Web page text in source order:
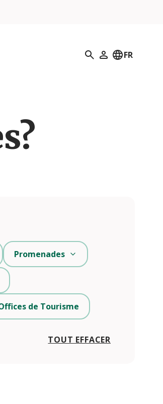
Recherche
Mon profil
FR
TOUT EFFACER
Promenades
de Tourisme